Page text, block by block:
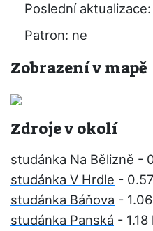
Poslední aktualizace:
Patron: ne
Zobrazení v mapě
Zdroje v okolí
studánka Na Bělizně -
studánka V Hrdle -
studánka Báňova -
studánka Panská - 1.18